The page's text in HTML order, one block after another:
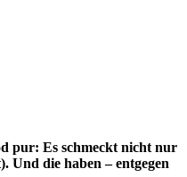
pur: Es schmeckt nicht nur
Und die haben – entgegen